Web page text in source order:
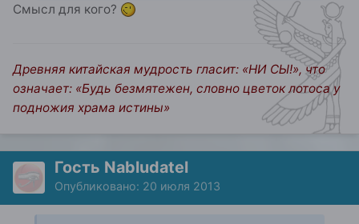
Смысл для кого?
Древняя китайская мудрость гласит: «НИ СЫ!», что
означает: «Будь безмятежен, словно цветок лотоса у
подножия храма истины»
Гость Nabludatel
Опубликовано: 20 июля 2013